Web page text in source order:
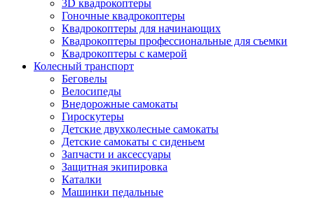
3D квадрокоптеры
Гоночные квадрокоптеры
Квадрокоптеры для начинающих
Квадрокоптеры профессиональные для съемки
Квадрокоптеры с камерой
Колесный транспорт
Беговелы
Велосипеды
Внедорожные самокаты
Гироскутеры
Детские двухколесные самокаты
Детские самокаты с сиденьем
Запчасти и аксессуары
Защитная экипировка
Каталки
Машинки педальные